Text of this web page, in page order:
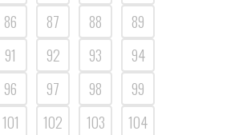
86 87 88
89
91 92 93
94
96 97 98
99
101 102 103
104